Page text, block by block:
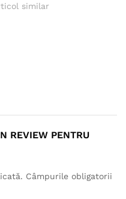
similar
REVIEW PENTRU
Câmpurile obligatorii